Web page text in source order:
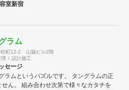
室新宿
ラム
松町12-2 山脇ビル2階
設計施工
セージ
ラムというパズルです。 タングラムの正
ん。 組み合わせ次第で様々なカタチを